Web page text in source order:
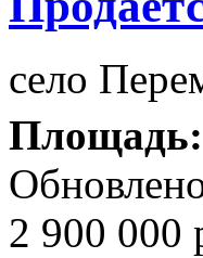
село
2 900 000